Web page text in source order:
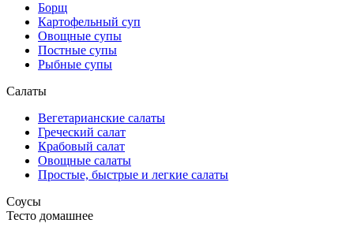
Борщ
Картофельный суп
Овощные супы
Постные супы
Рыбные супы
Салаты
Вегетарианские салаты
Греческий салат
Крабовый салат
Овощные салаты
Простые, быстрые и легкие салаты
Соусы
Тесто домашнее